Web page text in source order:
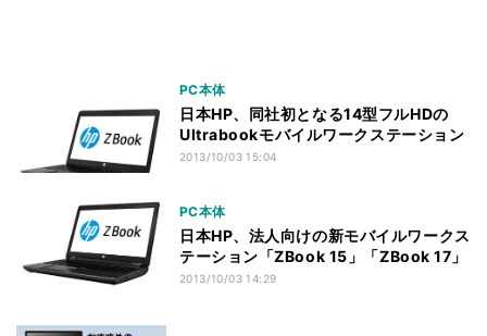
PC本体
日本HP、同社初となる14型フルHDの
Ultrabookモバイルワークステーション
2013/10/03 15:04
PC本体
日本HP、法人向けの新モバイルワークス
テーション「ZBook 15」「ZBook 17」
2013/10/03 14:29